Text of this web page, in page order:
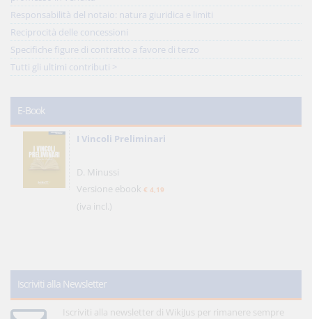
Responsabilità del notaio: natura giuridica e limiti
Reciprocità delle concessioni
Specifiche figure di contratto a favore di terzo
Tutti gli ultimi contributi >
E-Book
I Vincoli Preliminari
D. Minussi
Versione ebook € 4,19
(iva incl.)
Iscriviti alla Newsletter
Iscriviti alla newsletter di WikiJus per rimanere sempre